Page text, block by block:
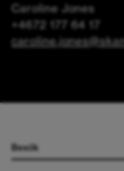
Caroline Jones
+4672 177 64 17
Besök